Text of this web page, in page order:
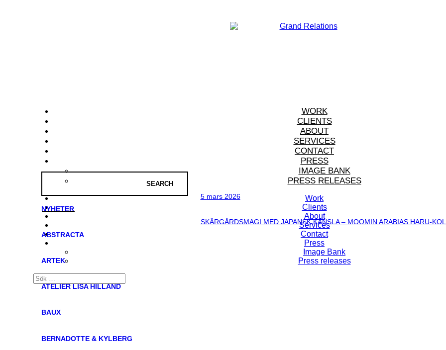
WORK
CLIENTS
ABOUT
SERVICES
CONTACT
PRESS
IMAGE BANK
PRESS RELEASES
Work
Clients
About
Services
Contact
Press
Image Bank
Press releases
NYHETER
ABSTRACTA
ARTEK
ATELIER LISA HILLAND
BAUX
BERNADOTTE & KYLBERG
5 mars 2026
SKÄRGÅRDSMAGI MED JAPANSK KÄNSLA – MOOMIN ARABIAS HARU-